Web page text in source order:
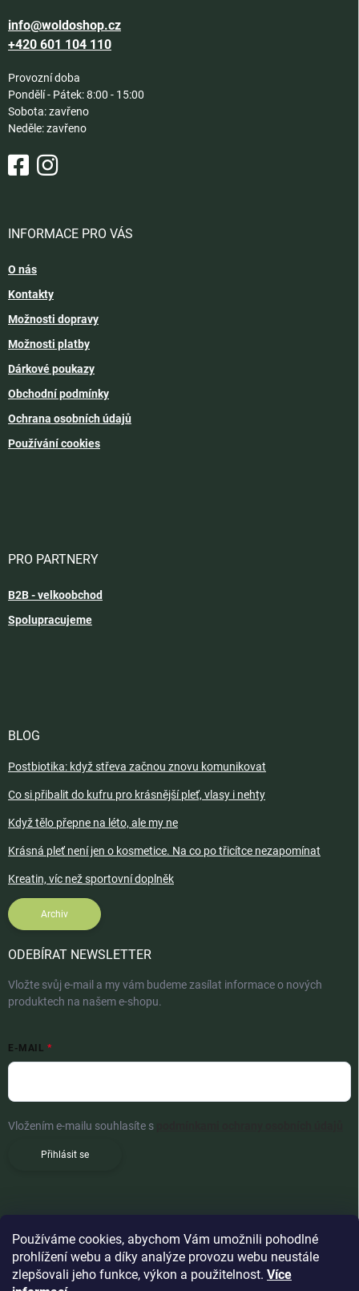
Používáme cookies, abychom Vám umožnili pohodlné
prohlížení webu a díky analýze provozu webu neustále
zlepšovali jeho funkce, výkon a použitelnost. Více
info@woldoshop.cz
+420 601 104 110
Provozní doba
Pondělí - Pátek: 8:00 - 15:00
Sobota: zavřeno
Neděle: zavřeno
INFORMACE PRO VÁS
O nás
Kontakty
Možnosti dopravy
Možnosti platby
Dárkové poukazy
Obchodní podmínky
Ochrana osobních údajů
Používání cookies
PRO PARTNERY
B2B - velkoobchod
Spolupracujeme
BLOG
Postbiotika: když střeva začnou znovu komunikovat
Co si přibalit do kufru pro krásnější pleť, vlasy i nehty
Když tělo přepne na léto, ale my ne
Krásná pleť není jen o kosmetice. Na co po třicítce nezapomínat
Kreatin, víc než sportovní doplněk
Archiv
ODEBÍRAT NEWSLETTER
Vložte svůj e-mail a my vám budeme zasílat informace o nových
produktech na našem e-shopu.
E-MAIL
Vložením e-mailu souhlasíte s
Přihlásit se